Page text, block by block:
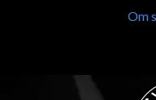
Om